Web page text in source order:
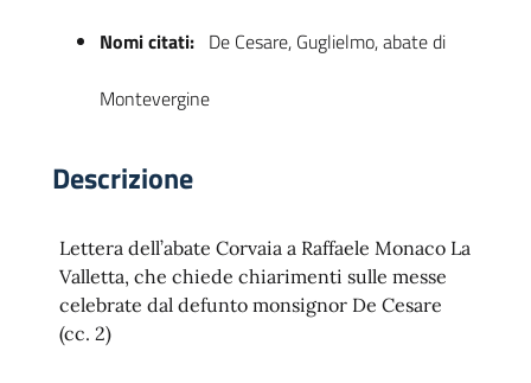
Nomi citati: De Cesare, Guglielmo, abate di
Montevergine
Descrizione
Lettera dell’abate Corvaia a Raffaele Monaco La
Valletta, che chiede chiarimenti sulle messe
celebrate dal defunto monsignor De Cesare
(cc. 2)